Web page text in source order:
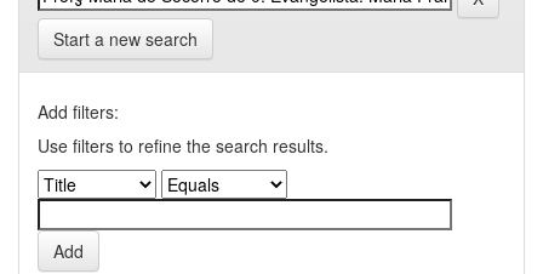
Start a new search
Add filters:
Use filters to refine the search results.